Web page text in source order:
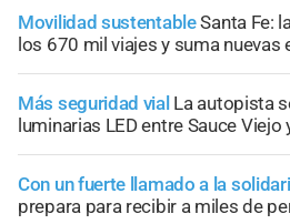
Movilidad sustentableSanta Fe:
los 670 mil viajes y suma nuevas
Más seguridad vial La autopista
luminarias LED entre Sauce Viejo
Con un fuerte llamado a la
prepara para recibir a miles de